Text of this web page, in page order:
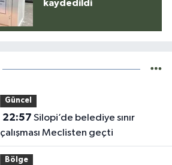
kaydedildi
Güncel
22:57
çalışması Meclisten geçti
Bölge